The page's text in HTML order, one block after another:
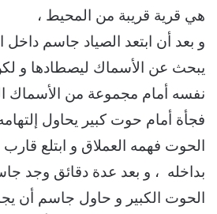
هي قرية قريبة من المحيط ،
و بعد أن ابتعد الصياد جاسم داخل
يبحث عن الأسماك ليصطادها و
نفسه أمام مجموعة من الأسماك
فجأة أمام حوت كبير يحاول
الحوت فهمه العملاق و ابتلع
بداخله ، و بعد عدة دقائق وجد
الحوت الكبير و حاول جاسم أن